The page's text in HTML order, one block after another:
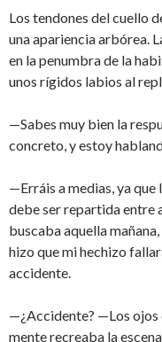
Los tendones del cuello
una apariencia arbórea.
en la penumbra de la
unos rígidos labios al
—Sabes muy bien la
concreto, y estoy
—Erráis a medias, ya
debe ser repartida entre
buscaba aquella
hizo que mi hechizo
accidente.
—¿Accidente? —Los ojos
mente recreaba la